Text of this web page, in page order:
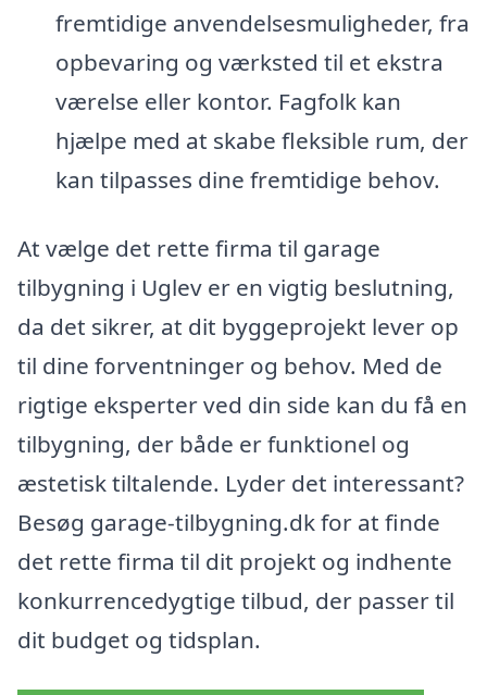
fremtidige anvendelsesmuligheder, fra
opbevaring og værksted til et ekstra
værelse eller kontor. Fagfolk kan
hjælpe med at skabe fleksible rum, der
kan tilpasses dine fremtidige behov.
At vælge det rette firma til garage
tilbygning i Uglev er en vigtig beslutning,
da det sikrer, at dit byggeprojekt lever op
til dine forventninger og behov. Med de
rigtige eksperter ved din side kan du få en
tilbygning, der både er funktionel og
æstetisk tiltalende. Lyder det interessant?
Besøg garage-tilbygning.dk for at finde
det rette firma til dit projekt og indhente
konkurrencedygtige tilbud, der passer til
dit budget og tidsplan.